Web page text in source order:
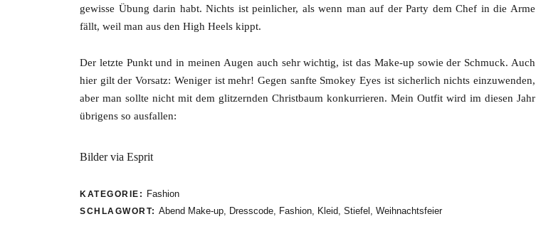
gewisse Übung darin habt. Nichts ist peinlicher, als wenn man auf der Party dem Chef in die Arme
fällt, weil man aus den High Heels kippt.
Der letzte Punkt und in meinen Augen auch sehr wichtig, ist das Make-up sowie der Schmuck. Auch
hier gilt der Vorsatz: Weniger ist mehr! Gegen sanfte Smokey Eyes ist sicherlich nichts einzuwenden,
aber man sollte nicht mit dem glitzernden Christbaum konkurrieren. Mein Outfit wird im diesen Jahr
übrigens so ausfallen:
Bilder via Esprit
KATEGORIE: Fashion
SCHLAGWORT: Abend Make-up, Dresscode, Fashion, Kleid, Stiefel , Weihnachtsfeier